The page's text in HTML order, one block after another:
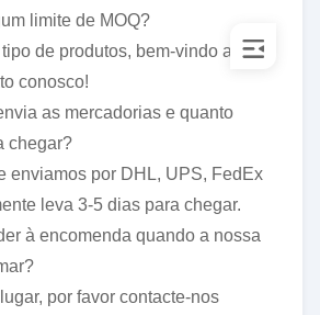
limite de MOQ?
de produtos, bem-vindo a
conosco!
as mercadorias e quanto
chegar?
enviamos por DHL, UPS, FedEx
leva 3-5 dias para chegar.
à encomenda quando a nossa
por favor contacte-nos